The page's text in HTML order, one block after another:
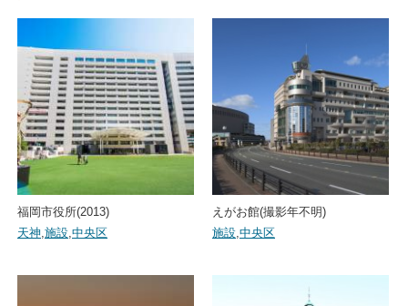
福岡市役所(2013)
天神,施設,中央区
えがお館(撮影年不明)
施設,中央区